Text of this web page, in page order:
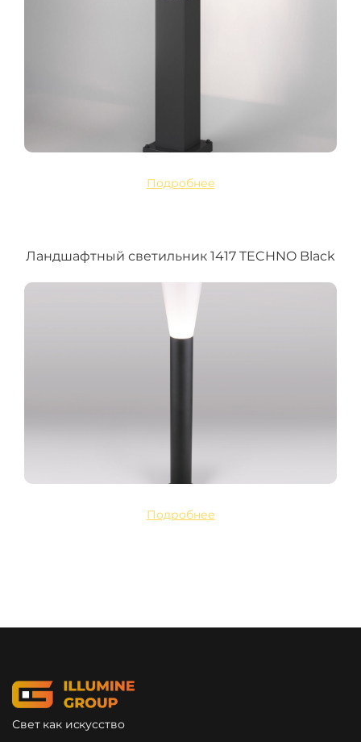
Подробнее
Ландшафтный светильник 1417 TECHNO Black
Подробнее
Свет как искусство